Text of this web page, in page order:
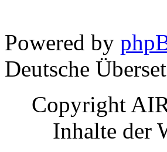
Powered by
Deutsche
Copyright
Inhalte der